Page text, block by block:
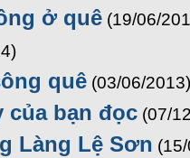
ở quê (19/06/
quê (03/06/2013)
của bạn đọc (07/
Làng Lệ Sơn